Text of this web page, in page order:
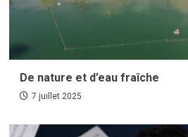
De nature et d’eau fraîche
7 juillet 2025